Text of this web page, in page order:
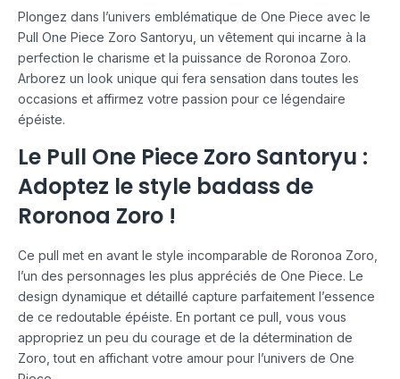
Plongez dans l’univers emblématique de One Piece avec le
Pull One Piece Zoro Santoryu, un vêtement qui incarne à la
perfection le charisme et la puissance de Roronoa Zoro.
Arborez un look unique qui fera sensation dans toutes les
occasions et affirmez votre passion pour ce légendaire
épéiste.
Le Pull One Piece Zoro Santoryu :
Adoptez le style badass de
Roronoa Zoro !
Ce pull met en avant le style incomparable de Roronoa Zoro,
l’un des personnages les plus appréciés de One Piece. Le
design dynamique et détaillé capture parfaitement l’essence
de ce redoutable épéiste. En portant ce pull, vous vous
appropriez un peu du courage et de la détermination de
Zoro, tout en affichant votre amour pour l’univers de One